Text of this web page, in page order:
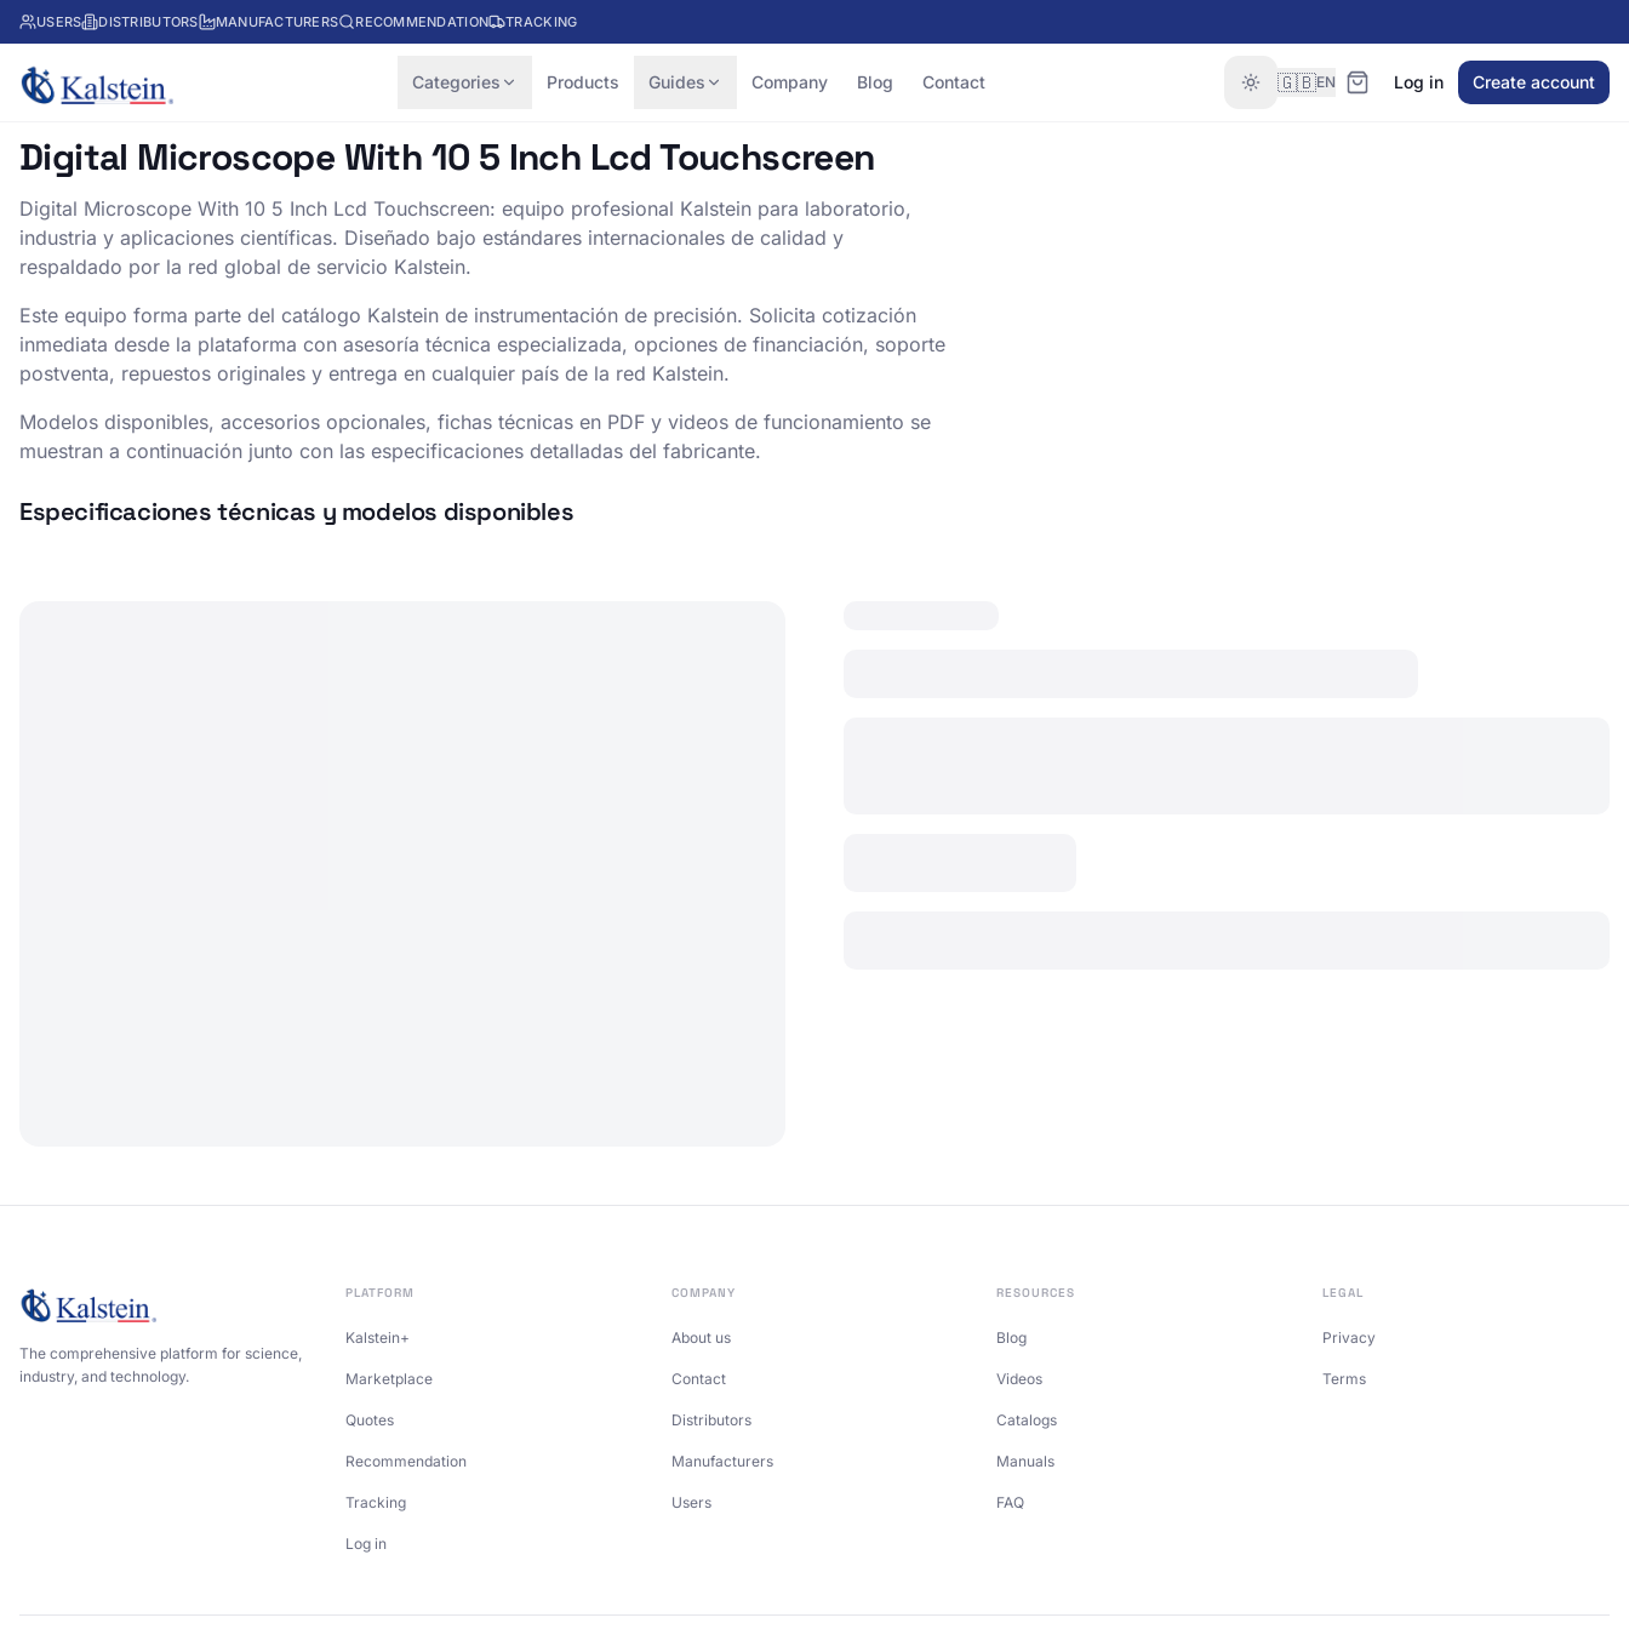
USERS DISTRIBUTORS MANUFACTURERS RECOMMENDATION TRACKING
Categories Products Guides Company Blog Contact 🇬🇧EN Log in Create account
Digital Microscope With 10 5 Inch Lcd Touchscreen
Digital Microscope With 10 5 Inch Lcd Touchscreen: equipo profesional Kalstein para laboratorio,
industria y aplicaciones científicas. Diseñado bajo estándares internacionales de calidad y
respaldado por la red global de servicio Kalstein.
Este equipo forma parte del catálogo Kalstein de instrumentación de precisión. Solicita cotización
inmediata desde la plataforma con asesoría técnica especializada, opciones de financiación, soporte
postventa, repuestos originales y entrega en cualquier país de la red Kalstein.
Modelos disponibles, accesorios opcionales, fichas técnicas en PDF y videos de funcionamiento se
muestran a continuación junto con las especificaciones detalladas del fabricante.
Especificaciones técnicas y modelos disponibles
The comprehensive platform for science,
industry, and technology.
PLATFORM
Kalstein+
Marketplace
Quotes
Recommendation
Tracking
Log in
COMPANY
About us
Contact
Distributors
Manufacturers
Users
RESOURCES
Blog
Videos
Catalogs
Manuals
FAQ
LEGAL
Privacy
Terms